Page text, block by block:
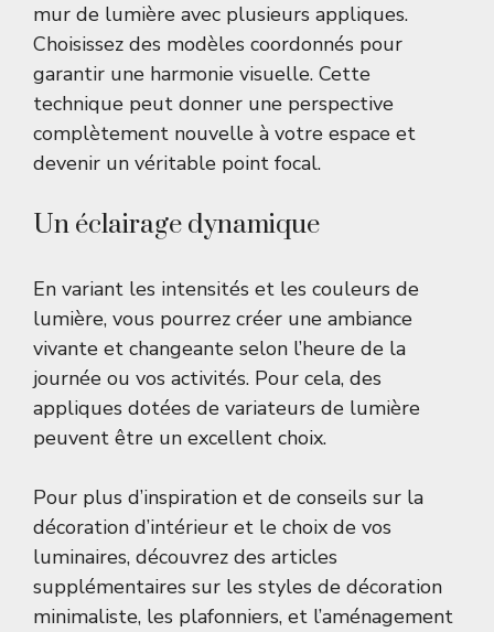
mur de lumière avec plusieurs appliques.
Choisissez des modèles coordonnés pour
garantir une harmonie visuelle. Cette
technique peut donner une perspective
complètement nouvelle à votre espace et
devenir un véritable point focal.
Un éclairage dynamique
En variant les intensités et les couleurs de
lumière, vous pourrez créer une ambiance
vivante et changeante selon l’heure de la
journée ou vos activités. Pour cela, des
appliques dotées de variateurs de lumière
peuvent être un excellent choix.
Pour plus d’inspiration et de conseils sur la
décoration d’intérieur et le choix de vos
luminaires, découvrez des articles
supplémentaires sur les styles de décoration
minimaliste, les plafonniers, et l’aménagement